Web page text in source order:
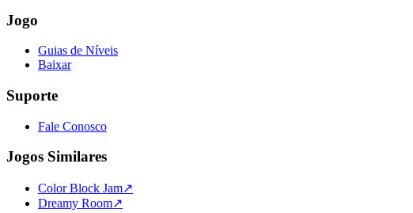
Jogo
Guias de Níveis
Baixar
Suporte
Fale Conosco
Jogos Similares
Color Block Jam↗️
Dreamy Room↗️